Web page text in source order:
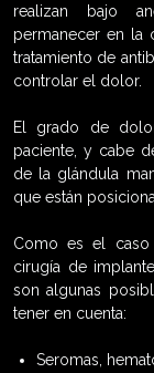
realizan bajo
permanecer en la
tratamiento de
controlar el dolor.
El grado de
paciente, y cabe
de la glándula
que están
Como es el caso
cirugía de
son algunas
tener en cuenta:
Seromas,